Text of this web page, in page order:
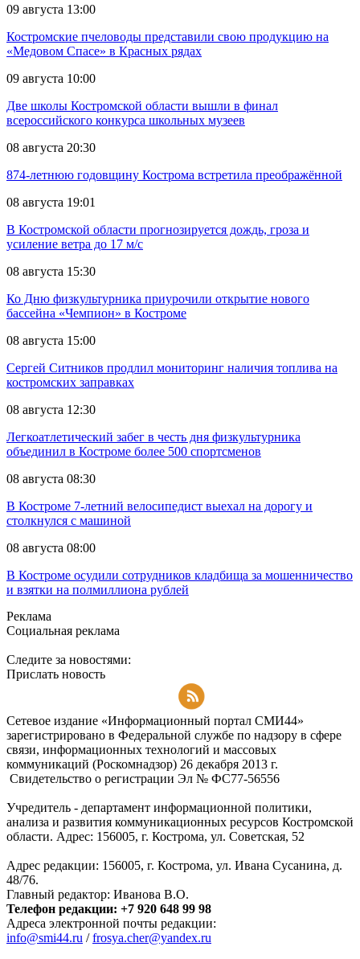
09 августа 13:00
Костромские пчеловоды представили свою продукцию на
«Медовом Спасе» в Красных рядах
09 августа 10:00
Две школы Костромской области вышли в финал
всероссийского конкурса школьных музеев
08 августа 20:30
874-летнюю годовщину Кострома встретила преображённой
08 августа 19:01
В Костромской области прогнозируется дождь, гроза и
усиление ветра до 17 м/с
08 августа 15:30
Ко Дню физкультурника приурочили открытие нового
бассейна «Чемпион» в Костроме
08 августа 15:00
Сергей Ситников продлил мониторинг наличия топлива на
костромских заправках
08 августа 12:30
Легкоатлетический забег в честь дня физкультурника
объединил в Костроме более 500 спортсменов
08 августа 08:30
В Костроме 7-летний велосипедист выехал на дорогу и
столкнулся с машиной
08 августа 08:00
В Костроме осудили сотрудников кладбища за мошенничество
и взятки на полмиллиона рублей
Реклама
Социальная реклама
Следите за новостями:
Прислать новость
Сетевое издание «Информационный портал СМИ44»
зарегистрировано в Федеральной службе по надзору в сфере
связи, информационных технологий и массовых
коммуникаций (Роскомнадзор) 26 декабря 2013 г.
Свидетельство о регистрации Эл № ФC77-56556
Учредитель - департамент информационной политики,
анализа и развития коммуникационных ресурсов Костромской
области. Адрес: 156005, г. Кострома, ул. Советская, 52
Адрес редакции: 156005, г. Кострома, ул. Ивана Сусанина, д.
48/76.
Главный редактор: Иванова В.О.
Телефон редакции: +7 920 648 99 98
Адреса электронной почты редакции:
info@smi44.ru /frosya.cher@yandex.ru